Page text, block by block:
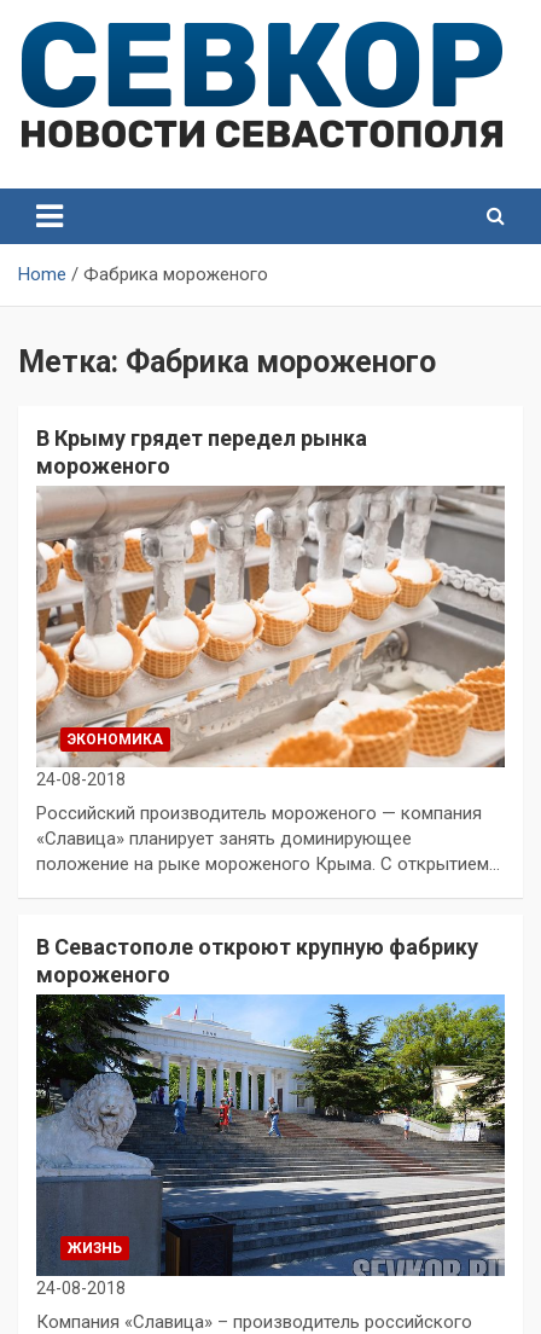
content
Севастополя
Севастополя
Home Фабрика мороженого
Метка: Фабрика мороженого
В Крыму грядет передел рынка
мороженого
ЭКОНОМИКА
24-08-2018
Российский производитель мороженого — компания
«Славица» планирует занять доминирующее
положение на рыке мороженого Крыма. С открытием…
В Севастополе откроют крупную фабрику
мороженого
ЖИЗНЬ
24-08-2018
Компания «Славица» – производитель российского